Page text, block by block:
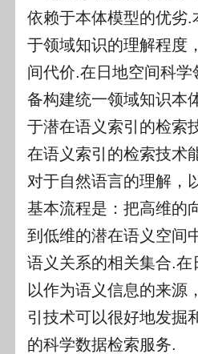
依赖于本体模型的优劣
于领域知识的理解程度
间代价.在日地空间科
备构建统一领域知识本
于潜在语义索引的检索
在语义索引的检索技术
对于自然语言的理解，
基本流程是：把高维的
到低维的潜在语义空间
语义关系的相关集合.
以作为语义信息的来源
引技术可以很好地发掘
的科学数据检索服务.